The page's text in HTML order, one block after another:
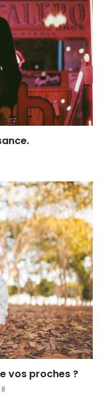
vos proches ?